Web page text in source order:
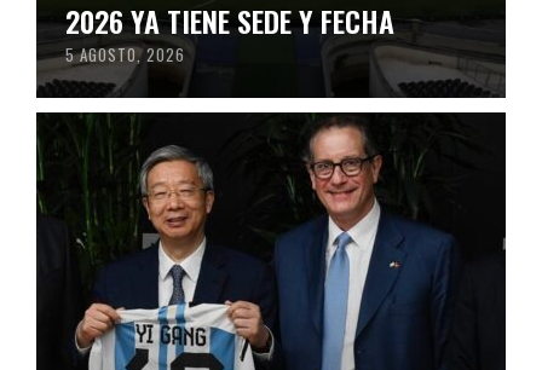
2026 YA TIENE SEDE Y FECHA
5 AGOSTO, 2026